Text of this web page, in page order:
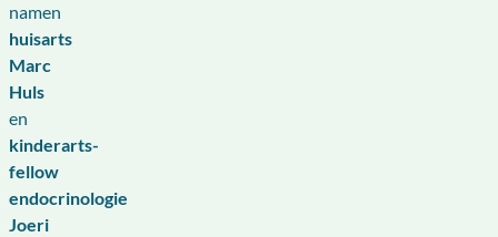
namen
huisarts
Marc
Huls
en
kinderarts-
fellow
endocrinologie
Joeri